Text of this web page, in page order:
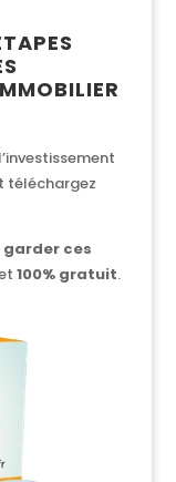
téléchargez
garder ces
100% gratuit.